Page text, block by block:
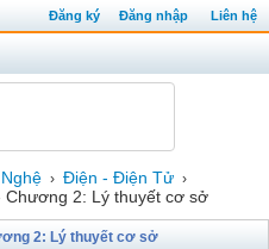
Đăng ký Đăng nhập Liên hệ
› Điện - Điện Tử ›
Chương 2: Lý thuyết cơ sở
2: Lý thuyết cơ sở